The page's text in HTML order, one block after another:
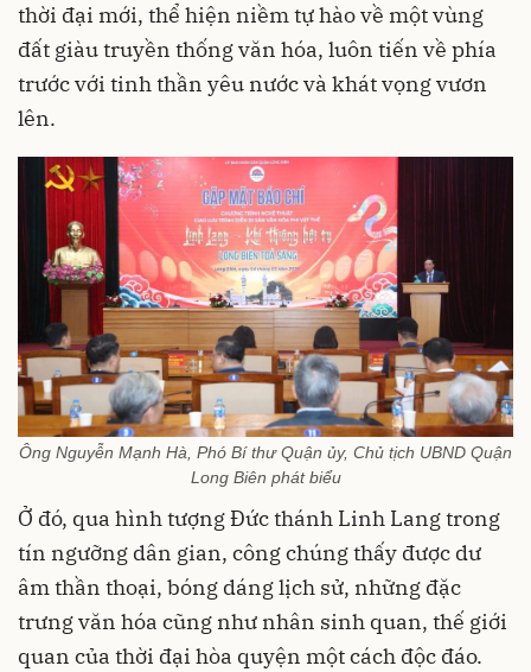
thời đại mới, thể hiện niềm tự hào về một vùng
đất giàu truyền thống văn hóa, luôn tiến về phía
trước với tinh thần yêu nước và khát vọng vươn
lên.
Ông Nguyễn Mạnh Hà, Phó Bí thư Quận ủy, Chủ tịch UBND Quận
Long Biên phát biểu
Ở đó, qua hình tượng Đức thánh Linh Lang trong
tín ngưỡng dân gian, công chúng thấy được dư
âm thần thoại, bóng dáng lịch sử, những đặc
trưng văn hóa cũng như nhân sinh quan, thế giới
quan của thời đại hòa quyện một cách độc đáo.